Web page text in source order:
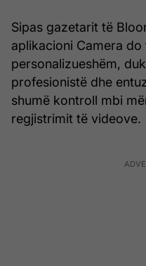
Sipas gazetarit të
aplikacioni Camera
personalizueshëm,
profesionistë dhe
shumë kontroll mbi
regjistrimit të videove.